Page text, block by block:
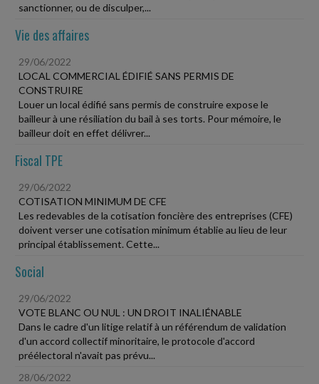
sanctionner, ou de disculper,...
Vie des affaires
29/06/2022
LOCAL COMMERCIAL ÉDIFIÉ SANS PERMIS DE
CONSTRUIRE
Louer un local édifié sans permis de construire expose le
bailleur à une résiliation du bail à ses torts. Pour mémoire, le
bailleur doit en effet délivrer...
Fiscal TPE
29/06/2022
COTISATION MINIMUM DE CFE
Les redevables de la cotisation foncière des entreprises (CFE)
doivent verser une cotisation minimum établie au lieu de leur
principal établissement. Cette...
Social
29/06/2022
VOTE BLANC OU NUL : UN DROIT INALIÉNABLE
Dans le cadre d'un litige relatif à un référendum de validation
d'un accord collectif minoritaire, le protocole d'accord
préélectoral n'avait pas prévu...
28/06/2022